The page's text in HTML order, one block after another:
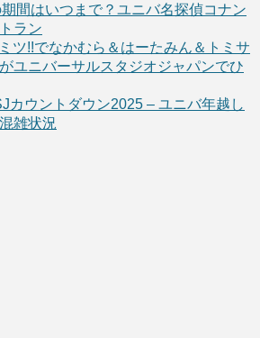
間はいつまで？ユニバ名探偵コナン
ラン
ツ!!でなかむら＆はーたみん＆トミサ
ユニバーサルスタジオジャパンでひ
カウントダウン2025 – ユニバ年越し
雑状況